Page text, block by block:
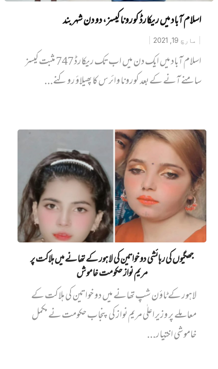
اسلام آباد میں ریکارڈ کورونا کیسز، دو دن شہر بند
مارچ 19, 2021
اسلام آباد میں ایک دن میں اب تک ریکارڈ 747 مثبت کیسز
سامنے آنے کے بعد کورونا وائرس کا پھیلاؤ روکنے...
جھگیوں کی رہائشی دو خواتین کی لاہور کے تھانے میں‌ ہلاکت پر
مریم نواز حکومت خاموش
لاہور کے ٹاؤن شپ تھانے میں دو خواتین کی ہلاکت کے
معاملے پر وزیراعلٰی مریم نواز کی پنجاب حکومت نے مکمل
خاموشی اختیار...